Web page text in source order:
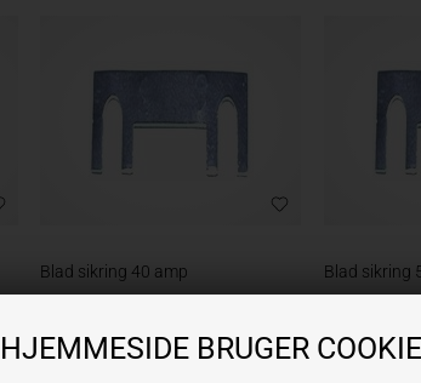
BRUGER
Blad sikring 40 amp
Varenr.: RMF40
Blad sikring
Varenr.: RMF50